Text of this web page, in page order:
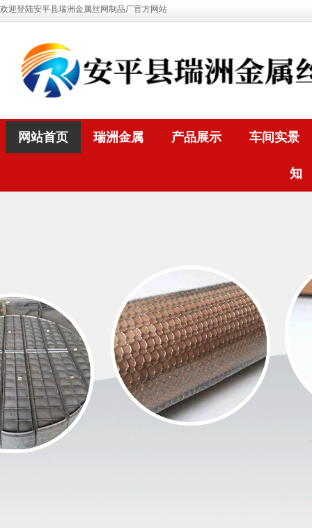
欢迎登陆安平县瑞洲金属丝网制品厂官方网站
网站首页 瑞洲金属 产品展示 车间实景
知